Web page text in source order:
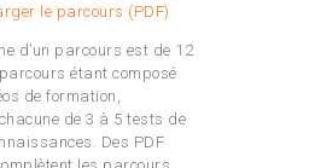
le parcours (PDF)
d’un parcours est de 12
étant composé
de formation,
de 3 à 5 tests de
Des PDF